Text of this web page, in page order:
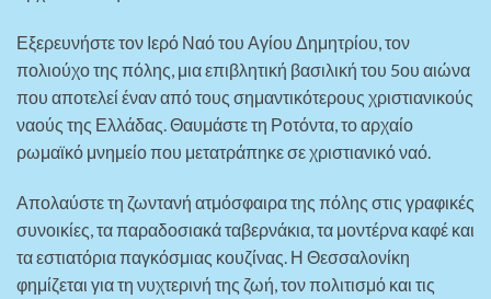
Εξερευνήστε τον Ιερό Ναό του Αγίου Δημητρίου, τον
πολιούχο της πόλης, μια επιβλητική βασιλική του 5ου αιώνα
που αποτελεί έναν από τους σημαντικότερους χριστιανικούς
ναούς της Ελλάδας. Θαυμάστε τη Ροτόντα, το αρχαίο
ρωμαϊκό μνημείο που μετατράπηκε σε χριστιανικό ναό.
Απολαύστε τη ζωντανή ατμόσφαιρα της πόλης στις γραφικές
συνοικίες, τα παραδοσιακά ταβερνάκια, τα μοντέρνα καφέ και
τα εστιατόρια παγκόσμιας κουζίνας. Η Θεσσαλονίκη
φημίζεται για τη νυχτερινή της ζωή, τον πολιτισμό και τις